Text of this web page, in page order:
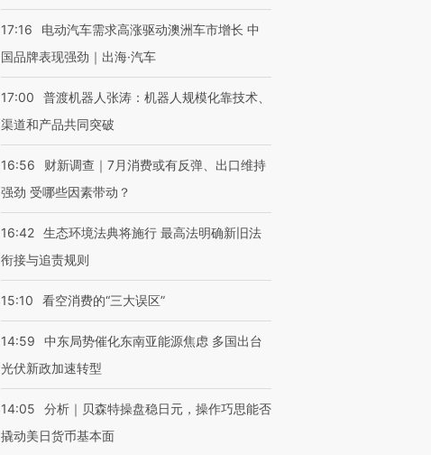
17:16
电动汽车需求高涨驱动澳洲车市增长 中
国品牌表现强劲｜出海·汽车
17:00
普渡机器人张涛：机器人规模化靠技术、
渠道和产品共同突破
16:56
财新调查｜7月消费或有反弹、出口维持
强劲 受哪些因素带动？
16:42 生态环境法典将施行 最高法明确新旧法
衔接与追责规则
15:10 看空消费的“三大误区”
14:59
中东局势催化东南亚能源焦虑 多国出台
光伏新政加速转型
14:05
分析｜贝森特操盘稳日元，操作巧思能否
撬动美日货币基本面